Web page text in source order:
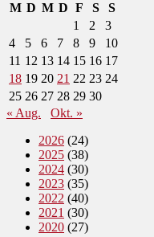
M D M D F S
S
1
2
3
4
5 6 7 8 9
10
11 12 13 14 15 16 17
18 19 20 21 22 23 24
25 26 27 28 29 30
« Aug.
Okt. »
2026 (24)
2025 (38)
2024 (30)
2023 (35)
2022 (40)
2021 (30)
2020 (27)